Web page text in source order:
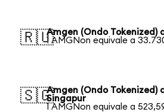
🇷🇺Amgen (Ondo Tokenized)
1 AMGNon equivale a
🇸🇬Amgen (Ondo Tokenized)
Singapur
1 AMGNon equivale a